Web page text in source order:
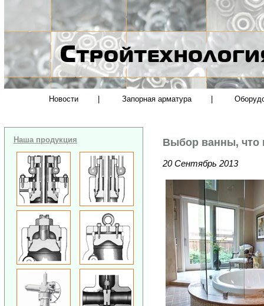
Новости Запорная арматура
Наша продукция Выбор ванны, что
20 Сентябрь 2013